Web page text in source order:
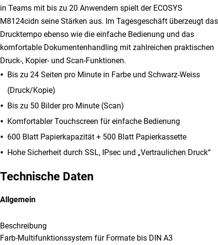
in Teams mit bis zu 20 Anwendern spielt der ECOSYS
M8124cidn seine Stärken aus. Im Tagesgeschäft überzeugt das
Drucktempo ebenso wie die einfache Bedienung und das
komfortable Dokumentenhandling mit zahlreichen praktischen
Druck-, Kopier- und Scan-Funktionen.
Bis zu 24 Seiten pro Minute in Farbe und Schwarz-Weiss
(Druck/Kopie)
Bis zu 50 Bilder pro Minute (Scan)
Komfortabler Touchscreen für einfache Bedienung
600 Blatt Papierkapazität + 500 Blatt Papierkassette
Hohe Sicherheit durch SSL, IPsec und „Vertraulichen Druck“
Technische Daten
Allgemein
Beschreibung
Farb-Multifunktionssystem für Formate bis DIN A3